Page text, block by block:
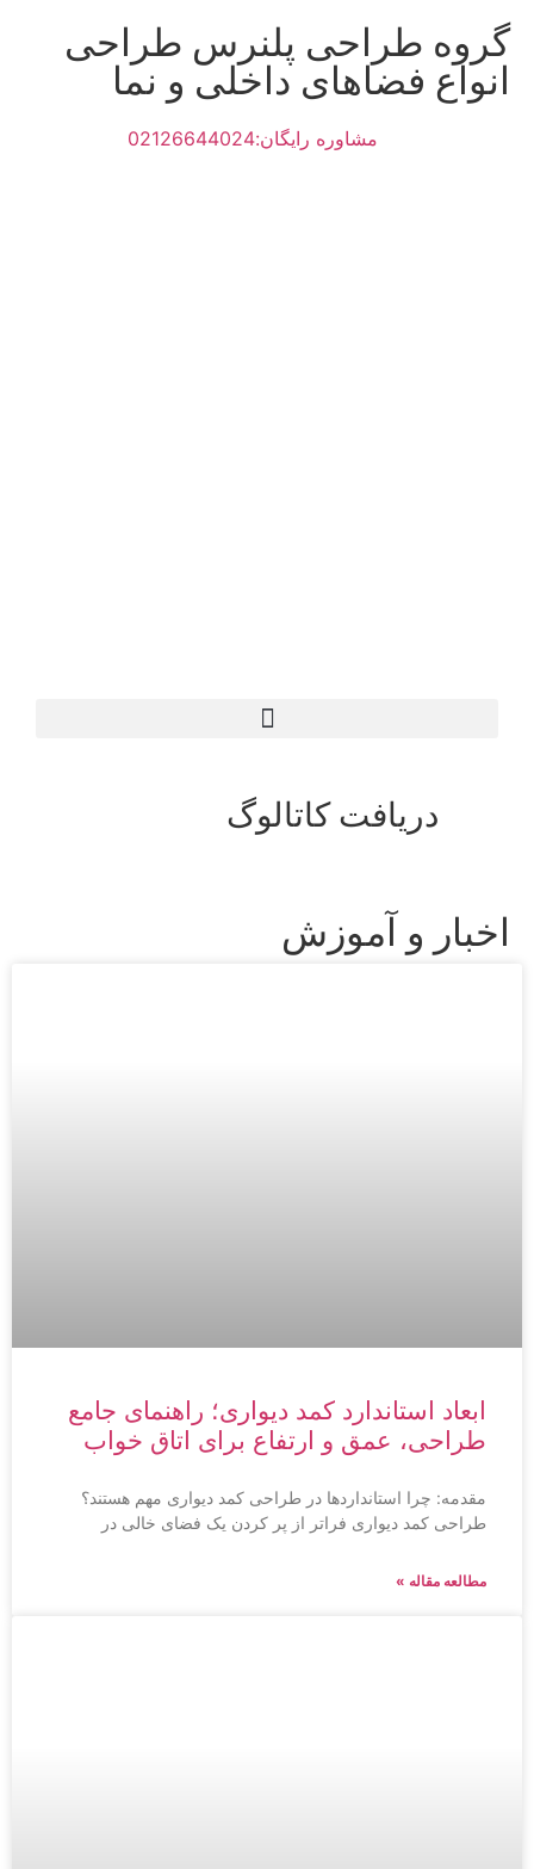
گروه طراحی پلنرس طراحی
انواع فضاهای داخلی و نما
مشاوره رایگان:02126644024
دریافت کاتالوگ
اخبار و آموزش
ابعاد استاندارد کمد دیواری؛ راهنمای جامع
طراحی، عمق و ارتفاع برای اتاق خواب
مقدمه: چرا استانداردها در طراحی کمد دیواری مهم هستند؟
طراحی کمد دیواری فراتر از پر کردن یک فضای خالی در
مطالعه مقاله »